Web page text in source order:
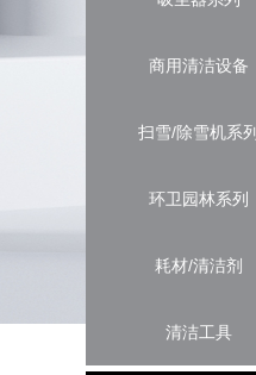
商用清洁设备
扫雪/除雪机系列
环卫园林系列
耗材/清洁剂
清洁工具